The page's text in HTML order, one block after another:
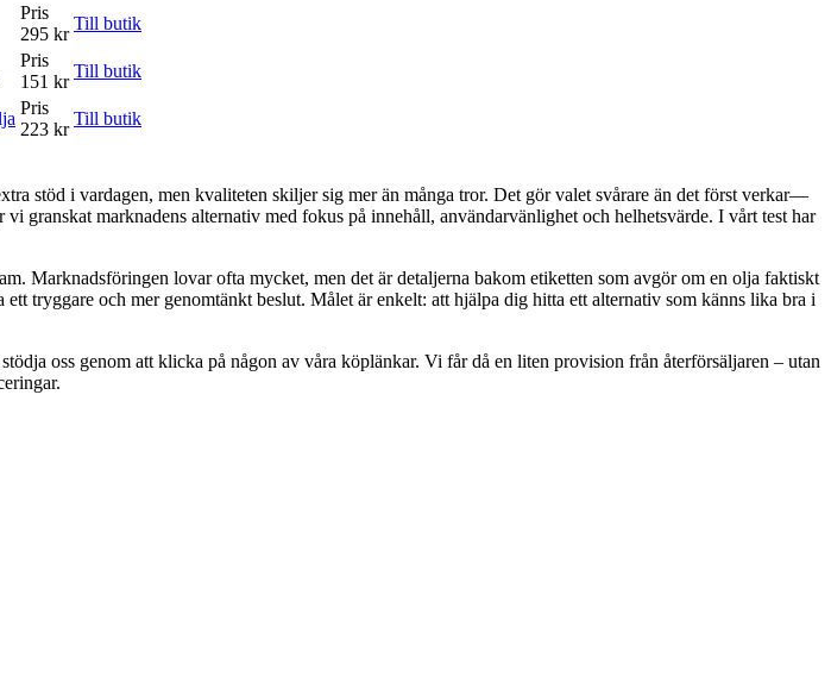
Pris
295 kr
Till butik
Pris
151 kr
Till butik
Pris
223 kr
Till butik
stöd i vardagen, men kvaliteten skiljer sig mer än många tror. Det gör valet svårare än det först verkar—
granskat marknadens alternativ med fokus på innehåll, användarvänlighet och helhetsvärde. I vårt test har
Marknadsföringen lovar ofta mycket, men det är detaljerna bakom etiketten som avgör om en olja faktiskt
tryggare och mer genomtänkt beslut. Målet är enkelt: att hjälpa dig hitta ett alternativ som känns lika bra i
oss genom att klicka på någon av våra köplänkar. Vi får då en liten provision från återförsäljaren – utan